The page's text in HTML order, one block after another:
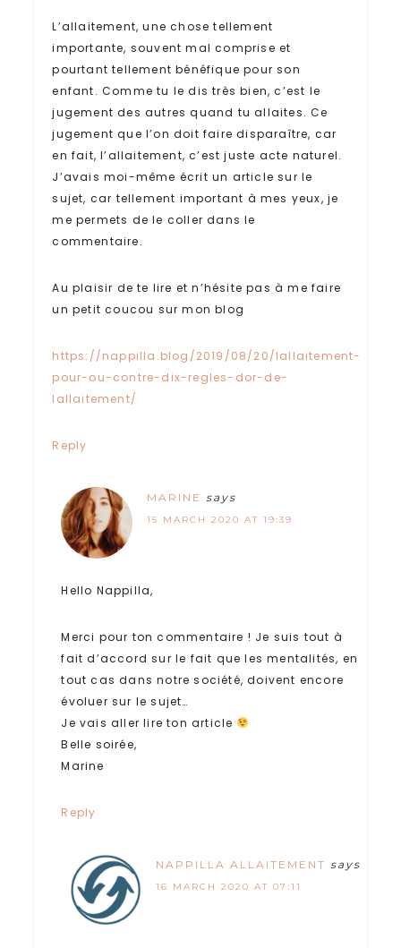
L’allaitement, une chose tellement
importante, souvent mal comprise et
pourtant tellement bénéfique pour son
enfant. Comme tu le dis très bien, c’est le
jugement des autres quand tu allaites. Ce
jugement que l’on doit faire disparaître, car
en fait, l’allaitement, c’est juste acte naturel.
J’avais moi-même écrit un article sur le
sujet, car tellement important à mes yeux, je
me permets de le coller dans le
commentaire.
Au plaisir de te lire et n’hésite pas à me faire
un petit coucou sur mon blog
https://nappilla.blog/2019/08/20/lallaitement-
pour-ou-contre-dix-regles-dor-de-
lallaitement/
Reply
MARINE says
15 MARCH 2020 AT 19:39
Hello Nappilla,
Merci pour ton commentaire ! Je suis tout à
fait d’accord sur le fait que les mentalités, en
tout cas dans notre société, doivent encore
évoluer sur le sujet…
Je vais aller lire ton article
Belle soirée,
Marine
Reply
NAPPILLA ALLAITEMENT says
16 MARCH 2020 AT 07:11